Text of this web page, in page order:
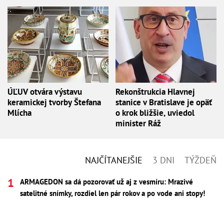
ÚĽUV otvára výstavu
keramickej tvorby Štefana
Mlícha
Rekonštrukcia Hlavnej
stanice v Bratislave je opäť
o krok bližšie, uviedol
minister Ráž
NAJČÍTANEJŠIE 3 DNI TÝŽDEŇ
ARMAGEDON sa dá pozorovať už aj z vesmíru: Mrazivé
satelitné snímky, rozdiel len pár rokov a po vode ani stopy!